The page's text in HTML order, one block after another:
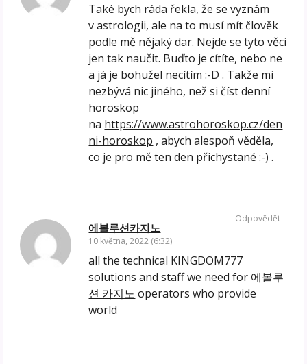
Také bych ráda řekla, že se vyznám
v astrologii, ale na to musí mít člověk
podle mě nějaký dar. Nejde se tyto věci
jen tak naučit. Buďto je cítíte, nebo ne
a já je bohužel necítím :-D . Takže mi
nezbývá nic jiného, než si číst denní
horoskop
na https://www.astrohoroskop.cz/den
ni-horoskop , abych alespoň věděla,
co je pro mě ten den přichystané :-) .
에볼루션카지노
10 května, 2022 (6:32)
all the technical KINGDOM777
solutions and staff we need for 에볼루
션 카지노 operators who provide
world
Odpovědět